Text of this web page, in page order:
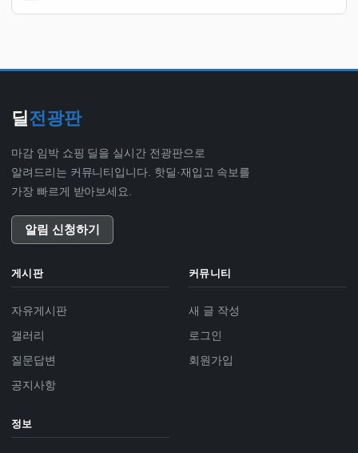
딜전광판
마감 임박 쇼핑 딜을 실시간 전광판으로
알려드리는 커뮤니티입니다. 핫딜·재입고 속보를
가장 빠르게 받아보세요.
알림 신청하기
게시판
자유게시판
갤러리
질문답변
공지사항
커뮤니티
새 글 작성
로그인
회원가입
정보